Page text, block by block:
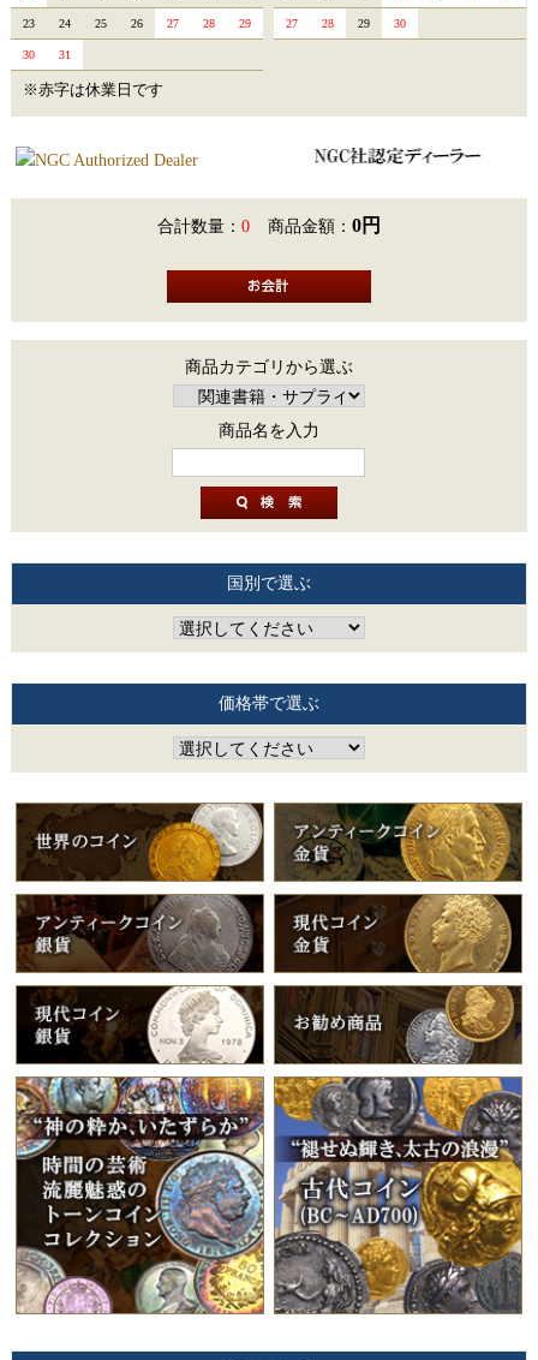
23 24 25 26 27 28 29
30 31
27 28 29 30
※赤字は休業日です
合計数量： 0 商品金額： 0円
商品カテゴリから選ぶ
商品名を入力
国別で選ぶ
価格帯で選ぶ